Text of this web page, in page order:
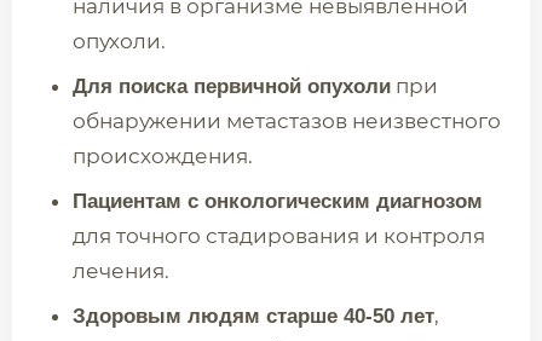
наличия в организме невыявленной
опухоли.
Для поиска первичной опухоли при
обнаружении метастазов неизвестного
происхождения.
Пациентам с онкологическим диагнозом
для точного стадирования и контроля
лечения.
Здоровым людям старше 40-50 лет,